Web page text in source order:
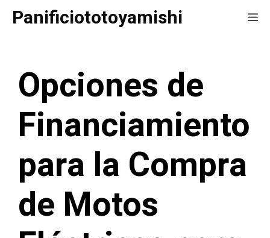
SaltarPanificiototoyamishi
Opciones de
Financiamiento
para la Compra
de Motos